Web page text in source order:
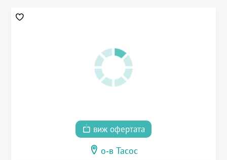
виж офертата
о-в Тасос